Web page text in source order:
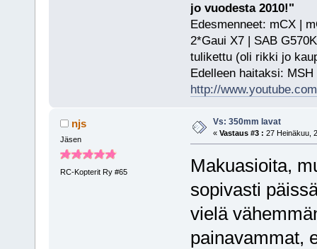
jo vuodesta 2010!"
Edesmenneet: mCX |
2*Gaui X7 | SAB
tulikettu (oli rikki jo
Edelleen haitaksi:
http://
njs
Jäsen
RC-Kopterit Ry #65
Vs: 350mm lavat
« Vastaus #3 : 27 Heinäkuu,
Makuasioita,
sopivasti
vielä
painavammat,